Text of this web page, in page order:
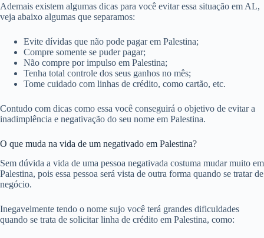
Ademais existem algumas dicas para você evitar essa situação em AL,
veja abaixo algumas que separamos:
Evite dívidas que não pode pagar em Palestina;
Compre somente se puder pagar;
Não compre por impulso em Palestina;
Tenha total controle dos seus ganhos no mês;
Tome cuidado com linhas de crédito, como cartão, etc.
Contudo com dicas como essa você conseguirá o objetivo de evitar a
inadimplência e negativação do seu nome em Palestina.
O que muda na vida de um negativado em Palestina?
Sem dúvida a vida de uma pessoa negativada costuma mudar muito em
Palestina, pois essa pessoa será vista de outra forma quando se tratar de
negócio.
Inegavelmente tendo o nome sujo você terá grandes dificuldades
quando se trata de solicitar linha de crédito em Palestina, como: